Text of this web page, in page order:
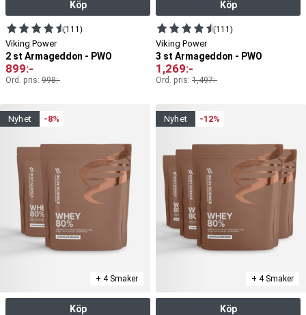
Köp
(111)
Viking Power
2 st Armageddon - PWO
899:-
Ord. pris: 998:-
Köp
(111)
Viking Power
3 st Armageddon - PWO
1,269:-
Ord. pris: 1,497:-
nyhet -8%
+ 4 Smaker
Köp
nyhet -12%
+ 4 Smaker
Köp